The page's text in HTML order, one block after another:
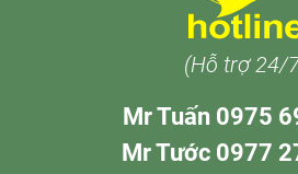
(Hỗ trợ 24/
Mr Tuấn 0975
Mr Tước 0977